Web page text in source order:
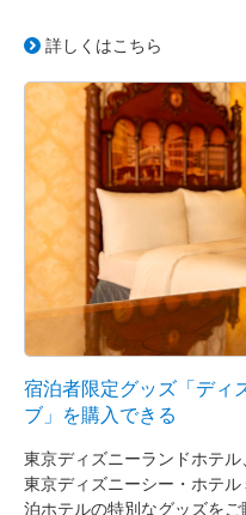
詳しくはこちら
宿泊者限定グッズ「ディ
ブ」を購入できる
東京ディズニーランドホテル
東京ディズニーシー・ホテ
泊ホテルの特別なグッズをご